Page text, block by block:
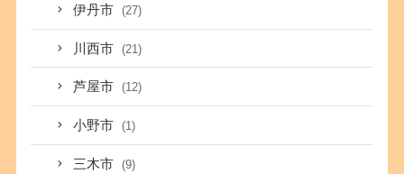
伊丹市 (27)
川西市 (21)
芦屋市 (12)
小野市 (1)
三木市 (9)